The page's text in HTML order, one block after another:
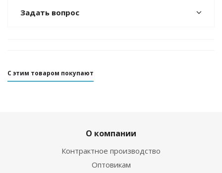
Задать вопрос
С этим товаром покупают
О компании
Контрактное производство
Оптовикам